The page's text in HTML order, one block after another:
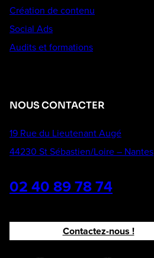
Création de contenu
Social Ads
Audits et formations
NOUS CONTACTER
19 Rue du Lieutenant Augé
44230 St Sébastien/Loire – Nantes
02 40 89 78 74
Contactez-nous !